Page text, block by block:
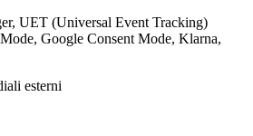
UET (Universal Event Tracking)
Google Consent Mode, Klarna,
esterni